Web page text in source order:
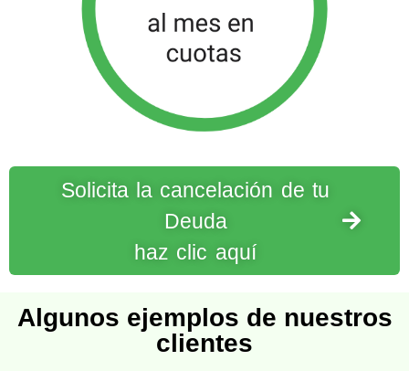
Solicita la cancelación de tu
Deuda
haz clic aquí
Algunos ejemplos de nuestros
clientes